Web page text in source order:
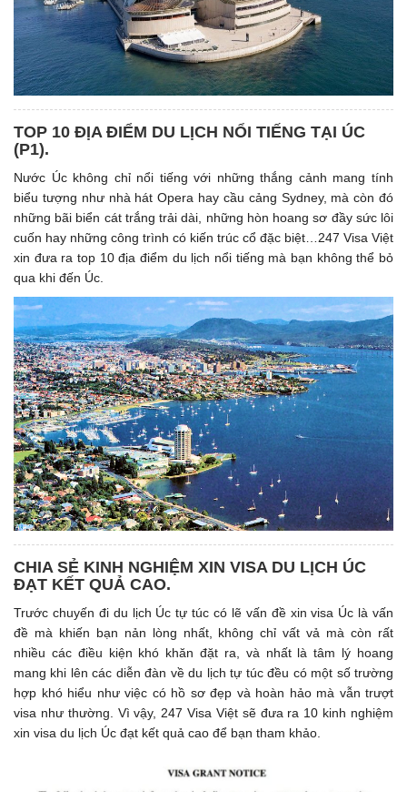
TOP 10 ĐỊA ĐIỂM DU LỊCH NỔI TIẾNG TẠI ÚC
(P1). ​
Nước Úc không chỉ nổi tiếng với những thắng cảnh mang tính
biểu tượng như nhà hát Opera hay cầu cảng Sydney, mà còn đó
những bãi biển cát trắng trải dài, những hòn hoang sơ đầy sức lôi
cuốn hay những công trình có kiến trúc cổ đặc biệt…247 Visa Việt
xin đưa ra top 10 địa điểm du lịch nổi tiếng mà bạn không thể bỏ
qua khi đến Úc.
CHIA SẺ KINH NGHIỆM XIN VISA DU LỊCH ÚC
ĐẠT KẾT QUẢ CAO.
Trước chuyến đi du lịch Úc tự túc có lẽ vấn đề xin visa Úc là vấn
đề mà khiến bạn nản lòng nhất, không chỉ vất vả mà còn rất
nhiều các điều kiện khó khăn đặt ra, và nhất là tâm lý hoang
mang khi lên các diễn đàn về du lịch tự túc đều có một số trường
hợp khó hiểu như việc có hồ sơ đẹp và hoàn hảo mà vẫn trượt
visa như thường. Vì vậy, 247 Visa Việt sẽ đưa ra 10 kinh nghiệm
xin visa du lịch Úc đạt kết quả cao để bạn tham khảo.